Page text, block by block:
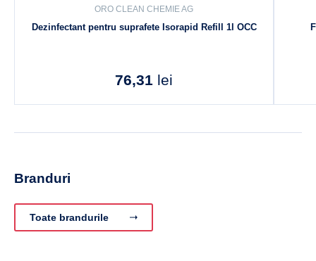
ORO CLEAN CHEMIE AG
Dezinfectant pentru suprafete Isorapid Refill 1l OCC
76,31 lei
Branduri
Toate brandurile